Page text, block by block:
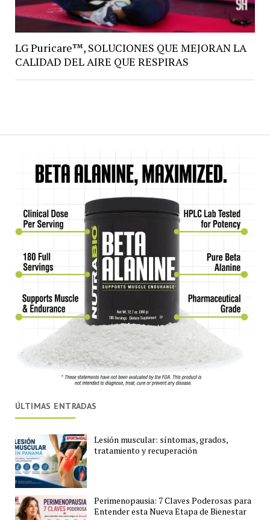
LG Puricare™, SOLUCIONES QUE MEJORAN LA
CALIDAD DEL AIRE QUE RESPIRAS
ÚLTIMAS ENTRADAS
Lesión muscular: síntomas, grados,
tratamiento y recuperación
Perimenopausia: 7 Claves Poderosas para
Entender esta Nueva Etapa de Bienestar